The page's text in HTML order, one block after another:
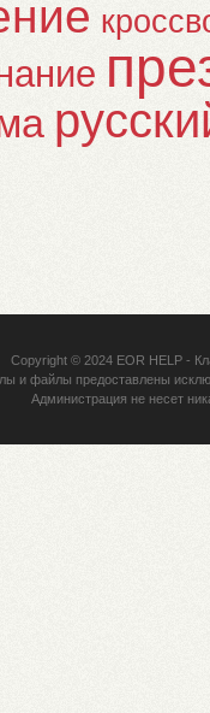
Copyright © 2024 EOR HELP-
и файлы предоставлены
Администрация не несет